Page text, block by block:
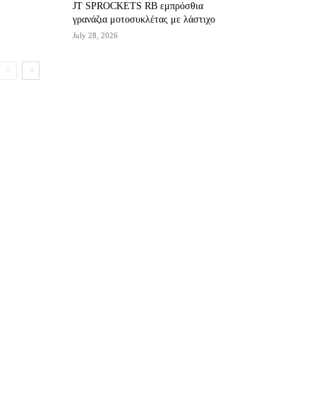
JT SPROCKETS RB εμπρόσθια
γρανάζια μοτοσυκλέτας με λάστιχο
July 28, 2026